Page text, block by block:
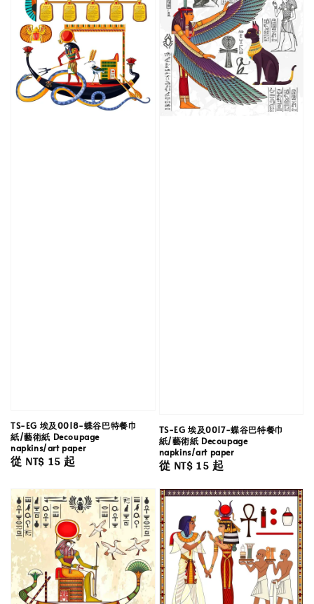
TS-EG 埃及0018-蝶谷巴特餐巾
紙/藝術紙 Decoupage
napkins/art paper
Regular
從 NT$ 15起
TS-EG 埃及0017-蝶谷巴特餐巾
紙/藝術紙 Decoupage
napkins/art paper
Regular
從 NT$ 15起